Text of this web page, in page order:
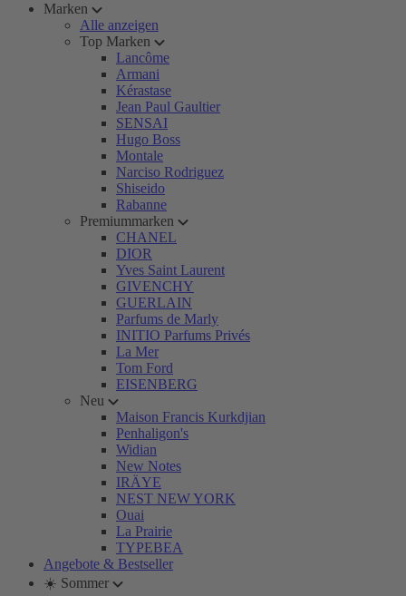
Marken
Alle anzeigen
Top Marken
Lancôme
Armani
Kérastase
Jean Paul Gaultier
SENSAI
Hugo Boss
Montale
Narciso Rodriguez
Shiseido
Rabanne
Premiummarken
CHANEL
DIOR
Yves Saint Laurent
GIVENCHY
GUERLAIN
Parfums de Marly
INITIO Parfums Privés
La Mer
Tom Ford
EISENBERG
Neu
Maison Francis Kurkdjian
Penhaligon's
Widian
New Notes
IRÄYE
NEST NEW YORK
Ouai
La Prairie
TYPEBEA
Angebote & Bestseller
☀️ Sommer